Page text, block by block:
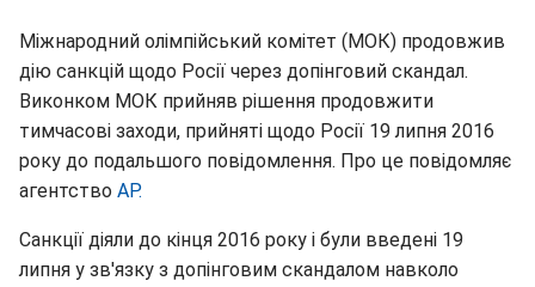
Міжнародний олімпійський комітет (МОК) продовжив
дію санкцій щодо Росії через допінговий скандал.
Виконком МОК прийняв рішення продовжити
тимчасові заходи, прийняті щодо Росії 19 липня 2016
року до подальшого повідомлення. Про це повідомляє
агентство AP.
Санкції діяли до кінця 2016 року і були введені 19
липня у зв'язку з допінговим скандалом навколо